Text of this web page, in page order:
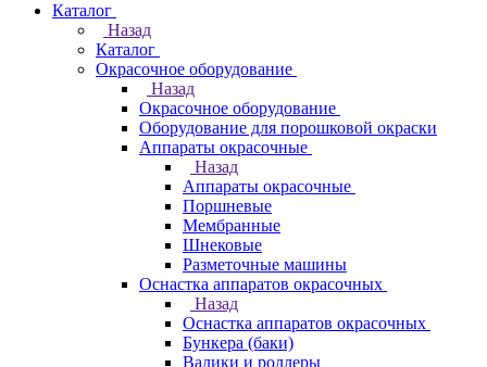
Каталог
Назад
Каталог
Окрасочное оборудование
Назад
Окрасочное оборудование
Оборудование для порошковой окраски
Аппараты окрасочные
Назад
Аппараты окрасочные
Поршневые
Мембранные
Шнековые
Разметочные машины
Оснастка аппаратов окрасочных
Назад
Оснастка аппаратов окрасочных
Бункера (баки)
Валики и роллеры